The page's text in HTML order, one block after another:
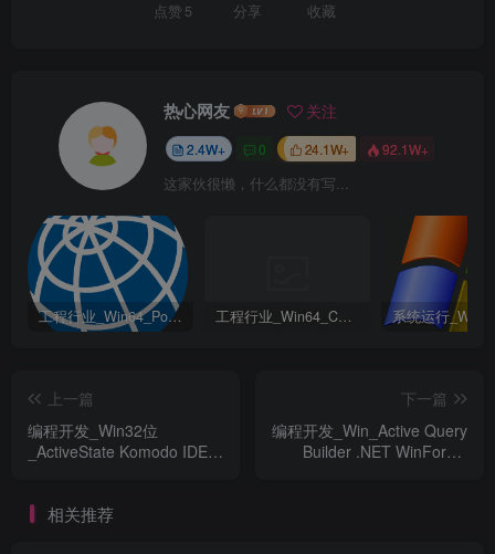
点赞 5 分享 收藏
热心网友 关注
2.4W+ 0 24.1W+ 92.1W+
这家伙很懒，什么都没有写...
工程行业_Win64_PointWise 18.6 R2 x64资源下载地址_百度网盘迅雷BT 工程行业_Win64_Cadence Fidelity Pointwise 2024.1 x64资源下载地址_百度网盘迅雷BT
上一篇
编程开发_Win32位
_ActiveState Komodo IDE
下一篇
编程开发_Win_Active Query
Builder .NET WinForms
相关推荐